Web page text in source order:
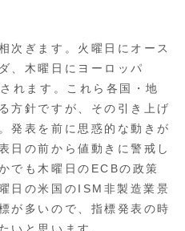
次ぎます。火曜日にオース
、木曜日にヨーロッパ
れます。これら各国・地
方針ですが、その引き上げ
発表を前に思惑的な動きが
日の前から値動きに警戒し
でも木曜日のECBの政策
日の米国のISM非製造業景
が多いので、指標発表の時